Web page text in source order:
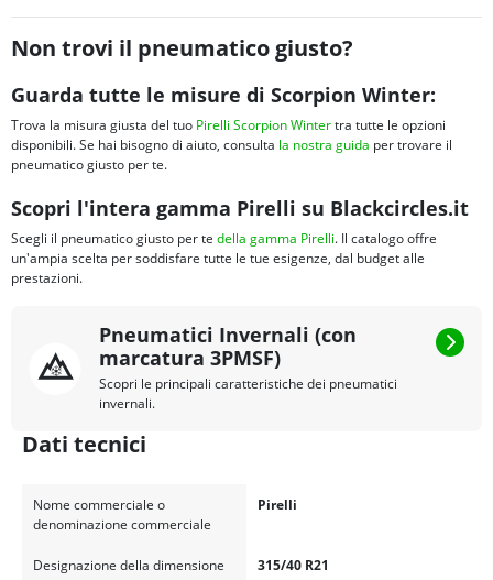
Non trovi il pneumatico giusto?
Guarda tutte le misure di Scorpion Winter:
Trova la misura giusta del tuo Pirelli Scorpion Wintertra tutte le opzioni
disponibili. Se hai bisogno di aiuto, consulta la nostra guida per trovare il
pneumatico giusto per te.
Scopri l'intera gamma Pirelli su Blackcircles.it
Scegli il pneumatico giusto per te della gamma Pirelli. Il catalogo offre
un'ampia scelta per soddisfare tutte le tue esigenze, dal budget alle
prestazioni.
Pneumatici Invernali (con
marcatura 3PMSF)
Scopri le principali caratteristiche dei pneumatici
invernali.
Dati tecnici
Nome commerciale o
denominazione commerciale
Pirelli
Designazione della dimensione
315/40 R21